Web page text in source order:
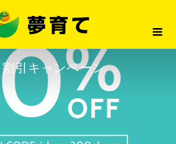
最新情報
引キャンペーン